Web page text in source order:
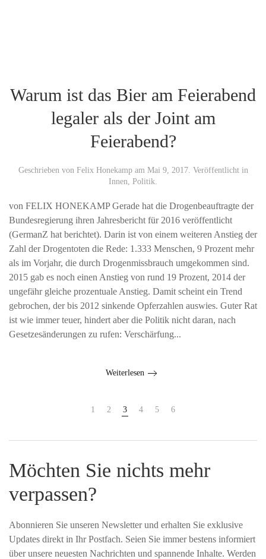
Warum ist das Bier am Feierabend
legaler als der Joint am
Feierabend?
Geschrieben von Felix Honekampam Mai 9, 2017. Veröffentlicht in
Innen Politik
von FELIX HONEKAMP Gerade hat die Drogenbeauftragte der
Bundesregierung ihren Jahresbericht für 2016 veröffentlicht
(GermanZ hat berichtet). Darin ist von einem weiteren Anstieg der
Zahl der Drogentoten die Rede: 1.333 Menschen, 9 Prozent mehr
als im Vorjahr, die durch Drogenmissbrauch umgekommen sind.
2015 gab es noch einen Anstieg von rund 19 Prozent, 2014 der
ungefähr gleiche prozentuale Anstieg. Damit scheint ein Trend
gebrochen, der bis 2012 sinkende Opferzahlen auswies. Guter Rat
ist wie immer teuer, hindert aber die Politik nicht daran, nach
Gesetzesänderungen zu rufen: Verschärfung...
Weiterlesen
1 2 3 4 5 6
Möchten Sie nichts mehr
verpassen?
Abonnieren Sie unseren Newsletter und erhalten Sie exklusive
Updates direkt in Ihr Postfach. Seien Sie immer bestens informiert
über unsere neuesten Nachrichten und spannende Inhalte. Werden